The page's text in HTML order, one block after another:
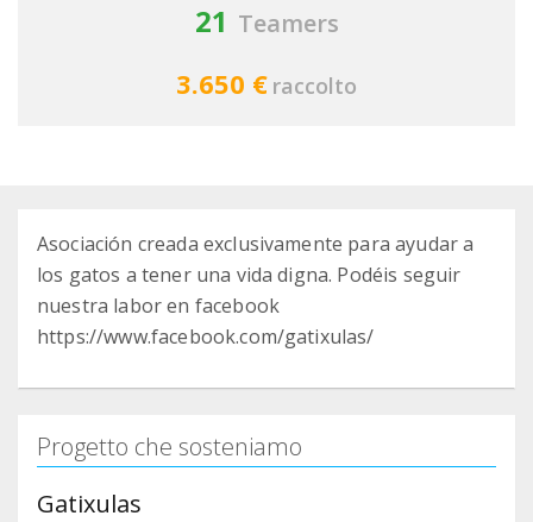
21 Teamers
3.650 € raccolto
Asociación creada exclusivamente para ayudar a
los gatos a tener una vida digna. Podéis seguir
nuestra labor en facebook
https://www.facebook.com/gatixulas/
Progetto che sosteniamo
Gatixulas